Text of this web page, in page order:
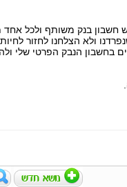
יש חשבון בנק משותף ולכל
ולא הצלחנו לחזור
בחשבון הנבק הפרטי שלי